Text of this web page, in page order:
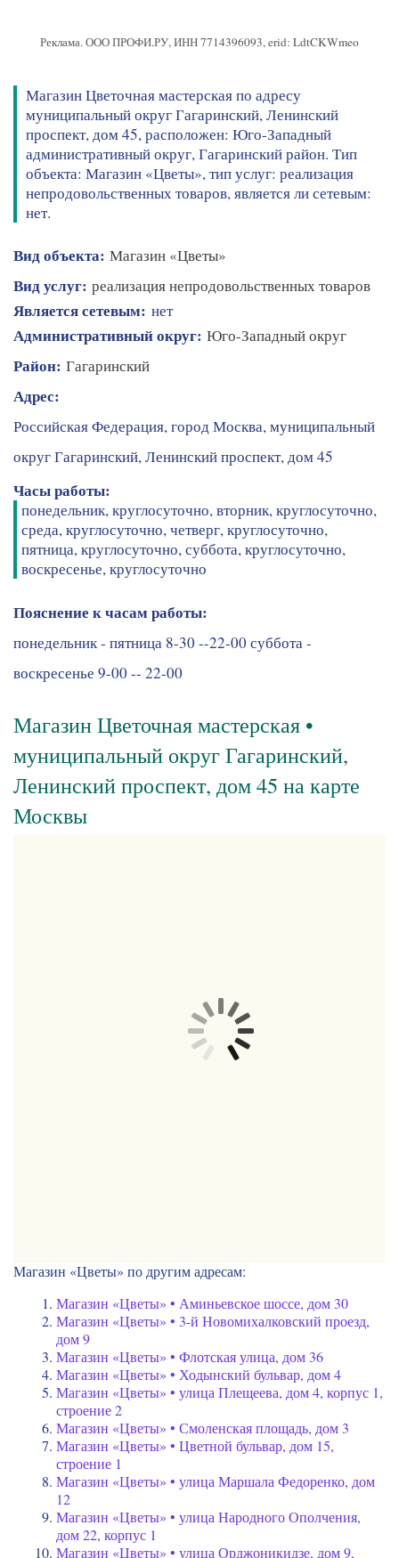
Реклама. ООО ПРОФИ.РУ, ИНН 7714396093, erid: LdtCKWmeo
Магазин Цветочная мастерская по адресу
муниципальный округ Гагаринский, Ленинский
проспект, дом 45, расположен: Юго-Западный
административный округ, Гагаринский район. Тип
объекта: Магазин «Цветы», тип услуг: реализация
непродовольственных товаров, является ли сетевым:
нет.
Вид объекта: Магазин «Цветы»
Вид услуг: реализация непродовольственных товаров
Является сетевым: нет
Административный округ: Юго-Западный округ
Район: Гагаринский
Адрес:
Российская Федерация, город Москва, муниципальный
округ Гагаринский, Ленинский проспект, дом 45
Часы работы:
понедельник, круглосуточно, вторник, круглосуточно,
среда, круглосуточно, четверг, круглосуточно,
пятница, круглосуточно, суббота, круглосуточно,
воскресенье, круглосуточно
Пояснение к часам работы:
понедельник - пятница 8-30 --22-00 суббота -
воскресенье 9-00 -- 22-00
Магазин Цветочная мастерская •
муниципальный округ Гагаринский,
Ленинский проспект, дом 45 на карте
Москвы
Магазин «Цветы» по другим адресам:
Магазин «Цветы» • Аминьевское шоссе, дом 30
Магазин «Цветы» • 3-й Новомихалковский проезд,
дом 9
Магазин «Цветы» • Флотская улица, дом 36
Магазин «Цветы» • Ходынский бульвар, дом 4
Магазин «Цветы» • улица Плещеева, дом 4, корпус 1,
строение 2
Магазин «Цветы» • Смоленская площадь, дом 3
Магазин «Цветы» • Цветной бульвар, дом 15,
строение 1
Магазин «Цветы» • улица Маршала Федоренко, дом
12
Магазин «Цветы» • улица Народного Ополчения,
дом 22, корпус 1
Магазин «Цветы» • улица Орджоникидзе, дом 9,